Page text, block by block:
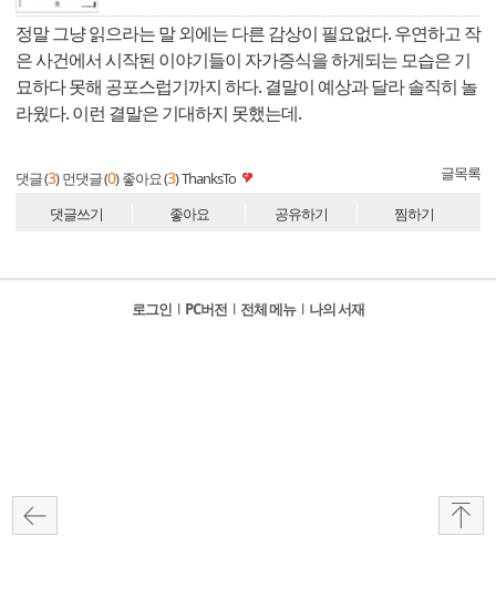
정말 그냥 읽으라는 말 외에는 다른 감상이 필요없다. 우연하고 작
은 사건에서 시작된 이야기들이 자가증식을 하게되는 모습은 기
묘하다 못해 공포스럽기까지 하다. 결말이 예상과 달라 솔직히 놀
라웠다. 이런 결말은 기대하지 못했는데.
댓글 (3) 먼댓글 (0) 좋아요 (3)ThanksTo 글목록
댓글쓰기 좋아요 공유하기 찜하기
로그인 l PC버전 l 전체 메뉴 l 나의 서재